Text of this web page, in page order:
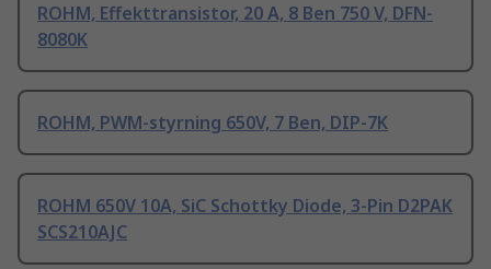
ROHM, Effekttransistor, 20 A, 8 Ben 750 V, DFN-
8080K
ROHM, PWM-styrning 650V, 7 Ben, DIP-7K
ROHM 650V 10A, SiC Schottky Diode, 3-Pin D2PAK
SCS210AJC